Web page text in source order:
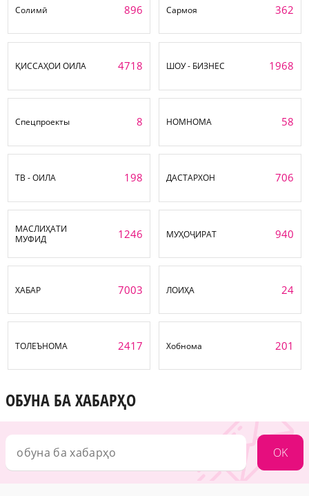
Солимӣ 896 Сармоя 362
ҚИССАҲОИ ОИЛА 4718 ШОУ - БИЗНЕС 1968
Спецпроекты 8 НОМНОМА 58
ТВ - ОИЛА 198 ДАСТАРХОН 706
МАСЛИҲАТИ
МУФИД
1246 МУҲОҶИРАТ 940
ХАБАР 7003 ЛОИҲА 24
ТОЛЕЪНОМА 2417 Хобнома 201
ОБУНА БА ХАБАРҲО
OK